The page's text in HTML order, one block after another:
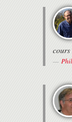
IVR
cours